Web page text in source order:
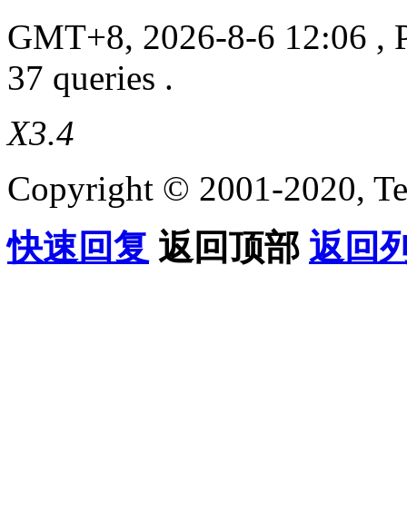
GMT+8, 2026-8-6 12:06 ,
37 queries .
X3.4
Copyright © 2001-2020,
快速回复 返回顶部 返回